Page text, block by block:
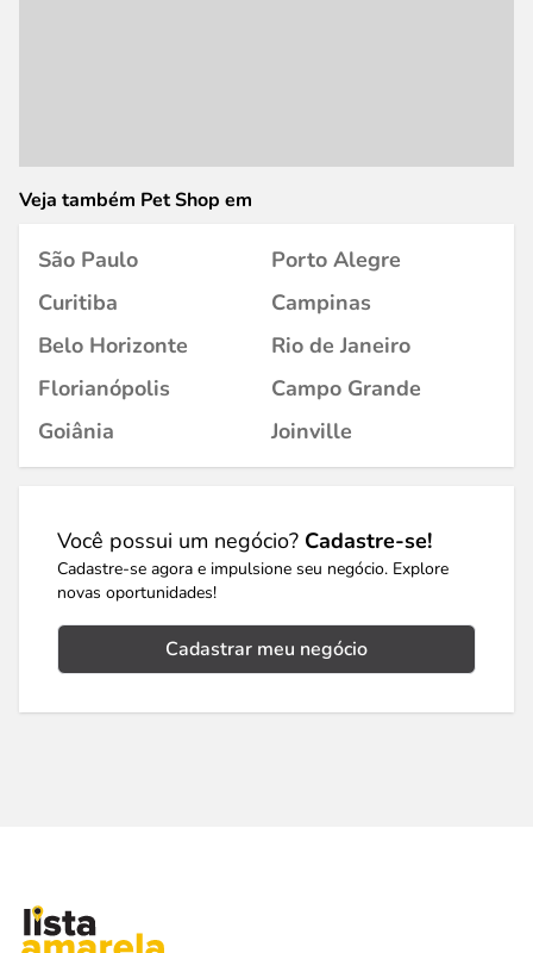
Veja também Pet Shop em
São Paulo
Porto Alegre
Curitiba
Campinas
Belo Horizonte
Rio de Janeiro
Florianópolis
Campo Grande
Goiânia
Joinville
Você possui um negócio? Cadastre-se!
Cadastre-se agora e impulsione seu negócio. Explore
novas oportunidades!
Cadastrar meu negócio